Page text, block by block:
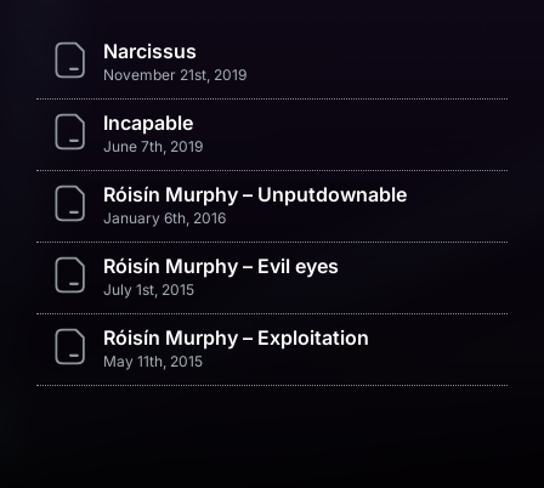
Narcissus
November 21st, 2019
Incapable
June 7th, 2019
Róisín Murphy – Unputdownable
January 6th, 2016
Róisín Murphy – Evil eyes
July 1st, 2015
Róisín Murphy – Exploitation
May 11th, 2015